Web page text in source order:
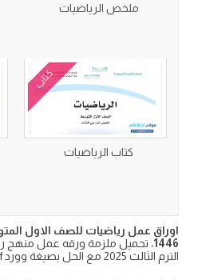
ملخص الرياضيات
كتاب
كتاب الرياضيات
اوراق عمل رياضيات للصف الاول
1446، تحميل ملزمة ورقه عمل
الترم الثالث 2025 مع الحل بصيغة وورد pdf على موقع اجاباتكم التعليمي